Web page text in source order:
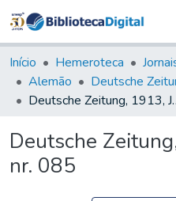
&
Início Hemeroteca
Alemão
Deutsche
Deutsche
Deutsche
nr. 085